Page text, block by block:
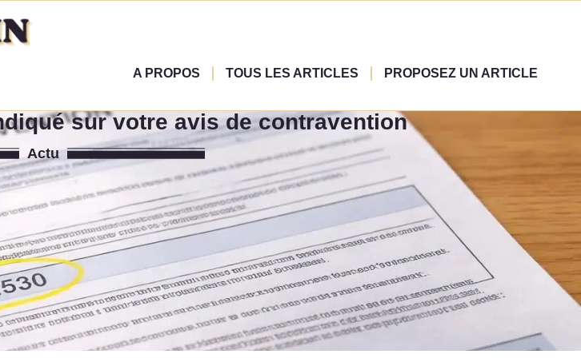
A PROPOS TOUS LES ARTICLES PROPOSEZ UN ARTICLE
sur votre avis de contravention
Actu